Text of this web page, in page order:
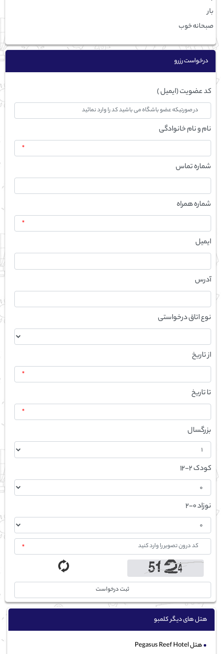
بار
صبحانه خوب
درخواست رزرو
کد عضویت (ایمیل )
نام و نام خانوادگی
*
شماره تماس
شماره همراه
*
ایمیل
آدرس
نوع اتاق درخواستی
از تاریخ
*
تا تاریخ
*
بزرگسال
کودک 2-12
نوزاد 0-2
*
ثبت درخواست
هتل های دیگر کلمبو
هتل Pegasus Reef Hotel